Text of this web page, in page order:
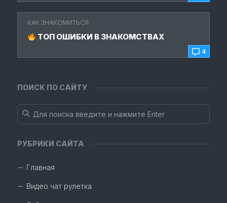
4
КАК ЗНАКОМИТЬСЯ
ТОП ОШИБКИ В ЗНАКОМСТВАХ
ПОИСК ПО САЙТУ
РУБРИКИ САЙТА
Главная
Видео чат рулетка